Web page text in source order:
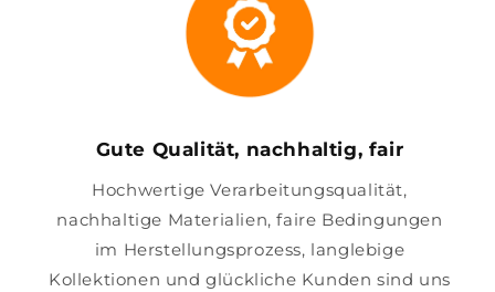
Gute Qualität, nachhaltig, fair
Hochwertige Verarbeitungsqualität,
nachhaltige Materialien, faire Bedingungen
im Herstellungsprozess, langlebige
Kollektionen und glückliche Kunden sind uns